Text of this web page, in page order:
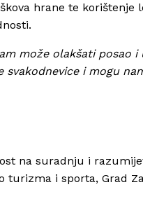
hrane te korištenje
može olakšati posao i
i mogu
na suradnju i
turizma i sporta, Grad